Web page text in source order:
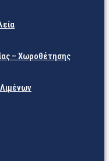
– Χωροθέτησης